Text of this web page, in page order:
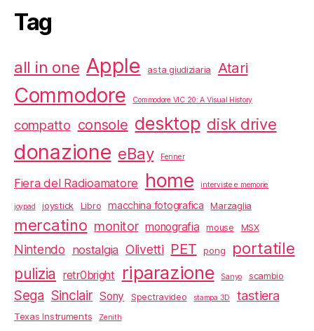
Tag
all in one Apple asta giudiziaria Atari
Commodore Commodore VIC 20: A Visual History
compatto console desktop disk drive
donazione eBay Fenner
Fiera del Radioamatore home interviste e memorie
joypad joystick Libro macchina fotografica Marzaglia
mercatino monitor monografia mouse MSX
Nintendo nostalgia Olivetti PET pong portatile
pulizia retr0bright riparazione Sanyo scambio
Sega Sinclair Sony Spectravideo stampa 3D tastiera
Texas Instruments Zenith